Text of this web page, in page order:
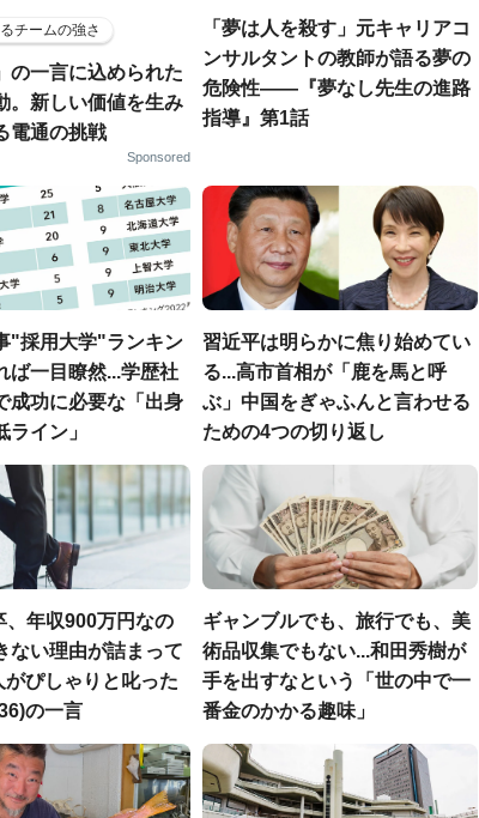
チームの強さ
の一言に込められた
。新しい価値を生み
電通の挑戦
Sponsored
「夢は人を殺す」元キャリアコ
ンサルタントの教師が語る夢の
危険性――『夢なし先生の進路
指導』第1話
"採用大学"ランキン
ば一目瞭然...学歴社
成功に必要な「出身
ライン」
習近平は明らかに焦り始めてい
る...高市首相が「鹿を馬と呼
ぶ」中国をぎゃふんと言わせる
ための4つの切り返し
、年収900万円なの
ない理由が詰まって
がぴしゃりと叱った
の一言
ギャンブルでも、旅行でも、美
術品収集でもない...和田秀樹が
手を出すなという「世の中で一
番金のかかる趣味」